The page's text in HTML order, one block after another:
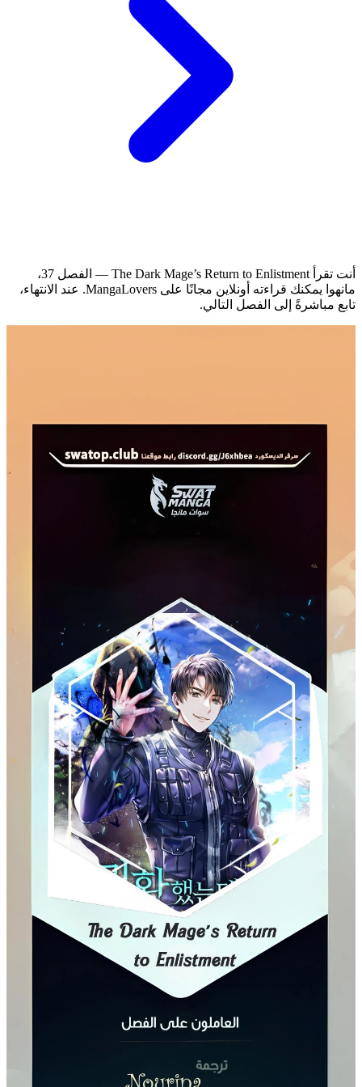
أنت تقرأ The Dark Mage’s Return to Enlistment — الفصل 37،
مانهوا يمكنك قراءته أونلاين مجانًا على MangaLovers.
عند الانتهاء،
تابع مباشرةً إلى الفصل التالي.